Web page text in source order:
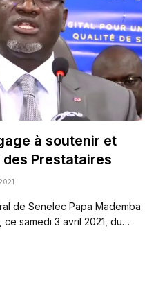
à soutenir et
Prestataires
de Senelec Papa Mademba
ce samedi 3 avril 2021, du…